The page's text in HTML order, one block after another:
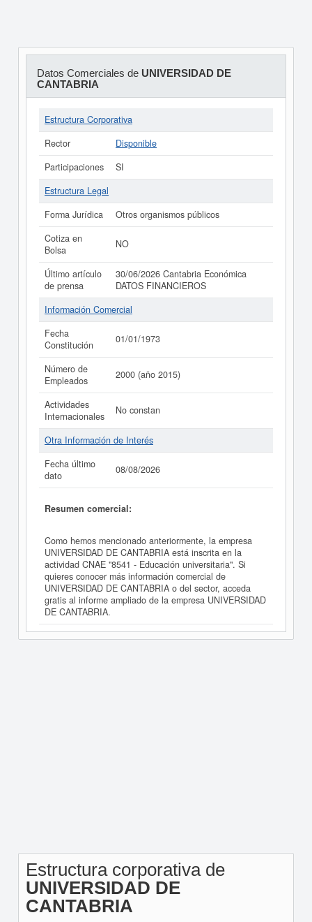
Datos Comerciales de UNIVERSIDAD DE
CANTABRIA
Estructura Corporativa
Rector
Disponible
Participaciones
SI
Estructura Legal
Forma Jurídica
Otros organismos públicos
Cotiza en
Bolsa
NO
Último artículo
de prensa
30/06/2026 Cantabria Económica
DATOS FINANCIEROS
Información Comercial
Fecha
Constitución
01/01/1973
Número de
Empleados
2000 (año 2015)
Actividades
Internacionales
No constan
Otra Información de Interés
Fecha último
dato
08/08/2026
Resumen comercial:
Como hemos mencionado anteriormente, la empresa
UNIVERSIDAD DE CANTABRIA está inscrita en la
actividad CNAE "8541 - Educación universitaria". Si
quieres conocer más información comercial de
UNIVERSIDAD DE CANTABRIA o del sector, acceda
gratis al informe ampliado de la empresa UNIVERSIDAD
DE CANTABRIA.
Estructura corporativa de
UNIVERSIDAD DE
CANTABRIA